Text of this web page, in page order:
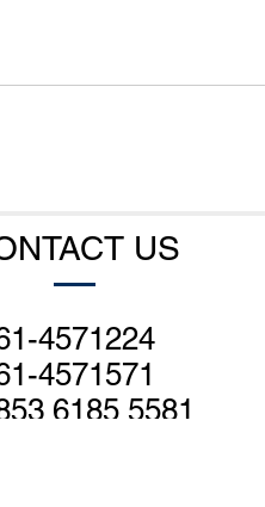
US
4571224
4571571
6185 5581